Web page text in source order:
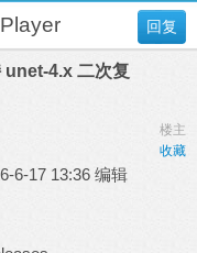
回复
unet-4.x 二次复
楼主
收藏
6-17 13:36 编辑